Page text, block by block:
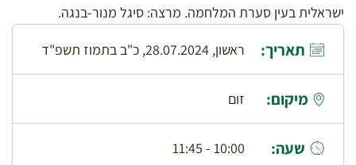
ישראלית בעין סערת המלחמה. מרצה: סיגל מנור-בנגה.
תאריך: ראשון, 28.07.2024, כ"ב בתמוז תשפ"ד
מיקום: זום
שעה: 10:00 - 11:45